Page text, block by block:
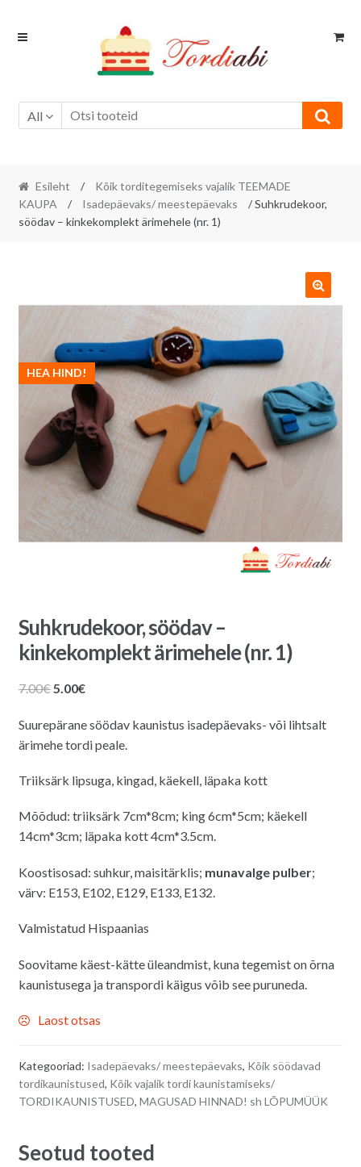
Skip
Skip
All
Esileht /
Kõik torditegemiseks vajalik TEEMADE
KAUPA
/ Isadepäevaks/ meestepäevaks
/ Suhkrudekoor,
söödav – kinkekomplekt ärimehele (nr. 1)
HEA HIND!
Suhkrudekoor, söödav –
kinkekomplekt ärimehele (nr. 1)
7.00€ Algne
oli:
7.00€.
5.00€Praegune
on:
5.00€.
Suurepärane söödav kaunistus isadepäevaks- või lihtsalt
ärimehe tordi peale.
Triiksärk lipsuga, kingad, käekell, läpaka kott
Mõõdud: triiksärk 7cm*8cm; king 6cm*5cm; käekell
14cm*3cm; läpaka kott 4cm*3.5cm.
Koostisosad: suhkur, maisitärklis; munavalge pulber;
värv: E153, E102, E129, E133, E132.
Valmistatud Hispaanias
Soovitame käest-kätte üleandmist, kuna tegemist on õrna
kaunistusega ja transpordi käigus võib see puruneda.
Laost otsas
Kategooriad: Isadepäevaks/ meestepäevaks, Kõik söödavad
tordikaunistused, Kõik vajalik tordi kaunistamiseks/
TORDIKAUNISTUSED, MAGUSAD HINNAD! sh LÕPUMÜÜK
Seotud tooted